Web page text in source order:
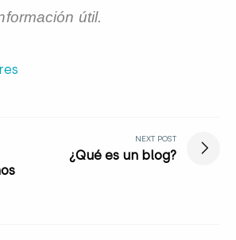
útil.
NEXT POST
¿Qué es un blog?